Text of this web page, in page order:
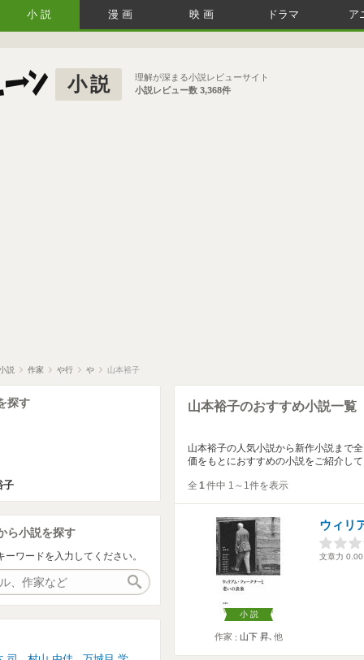
小説 漫画 映画 ドラマ ア
小説
理解が深まる小説レビューサイト
小説レビュー数 3,368件
説 作家 や行 や 山本裕子
山本裕子のおすすめ小説一覧
山本裕子の人気小説から新作小説まで
価をもとにおすすめの小説をご紹介して
全 1件中 1～1件を表示
小説
作家 山下 昇､他
ウィリ
文章力 0.00
探す
子
ら小説を探す
ーワードを入力してください。